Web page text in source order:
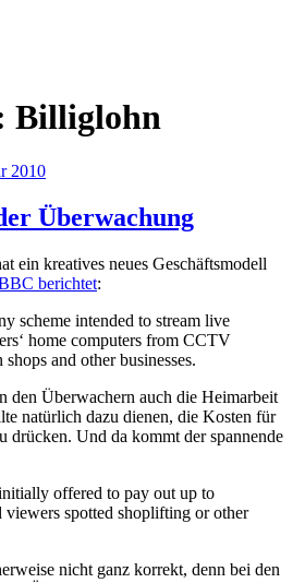
Billiglohn
2010
Überwachung
ein kreatives neues Geschäftsmodell
berichtet:
scheme intended to stream live
home computers from CCTV
and other businesses.
den Überwachern auch die Heimarbeit
natürlich dazu dienen, die Kosten für
drücken. Und da kommt der spannende
offered to pay out up to
viewers spotted shoplifting or other
nicht ganz korrekt, denn bei den